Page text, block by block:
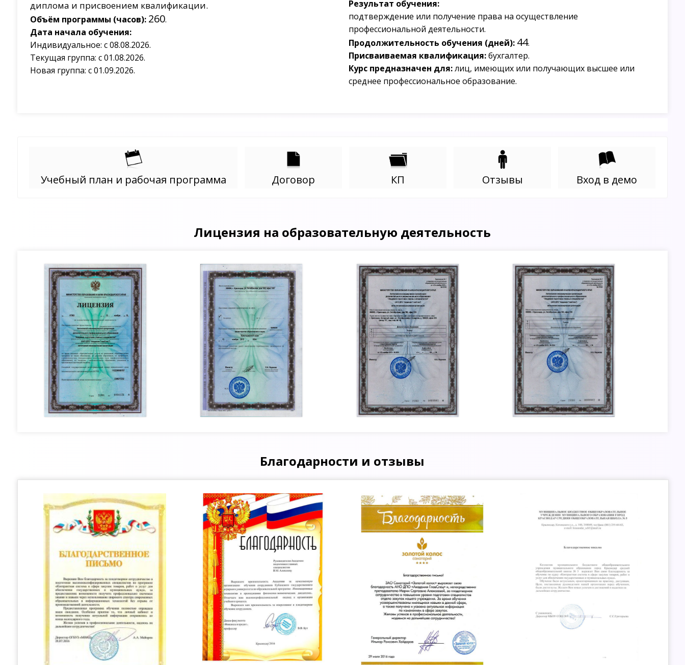
диплома и присвоением квалификации.
Объём программы (часов): 260.
Дата начала обучения:
Индивидуальное: с 08.08.2026.
Текущая группа: с 01.08.2026.
Новая группа: с 01.09.2026.
Результат обучения:
подтверждение или получение права на осуществление
профессиональной деятельности.
Продолжительность обучения (дней): 44.
Присваиваемая квалификация:бухгалтер.
Курс предназначен для:лиц, имеющих или получающих высшее или
среднее профессиональное образование.
Учебный план и рабочая программа Договор КП Отзывы Вход в демо
Лицензия на образовательную деятельность
Благодарности и отзывы